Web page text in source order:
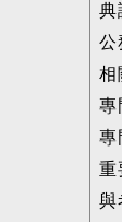
典
公
相
專
專
重
與